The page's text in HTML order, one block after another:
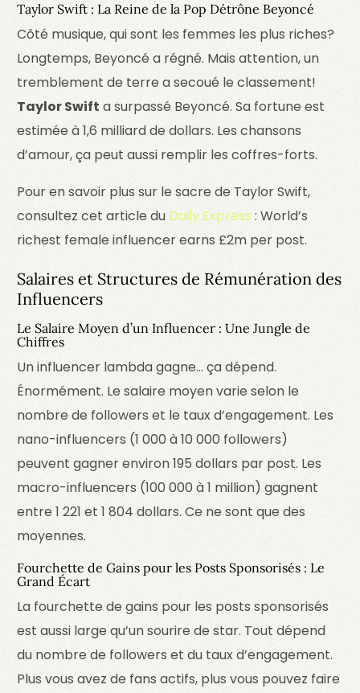
Taylor Swift : La Reine de la Pop Détrône Beyoncé
Côté musique, qui sont les femmes les plus riches?
Longtemps, Beyoncé a régné. Mais attention, un
tremblement de terre a secoué le classement!
Taylor Swift a surpassé Beyoncé. Sa fortune est
estimée à 1,6 milliard de dollars. Les chansons
d’amour, ça peut aussi remplir les coffres-forts.
Pour en savoir plus sur le sacre de Taylor Swift,
consultez cet article du Daily Express :World’s
richest female influencer earns £2m per post.
Salaires et Structures de Rémunération des
Influencers
Le Salaire Moyen d’un Influencer : Une Jungle de
Chiffres
Un influencer lambda gagne… ça dépend.
Énormément. Le salaire moyen varie selon le
nombre de followers et le taux d’engagement. Les
nano-influencers (1 000 à 10 000 followers)
peuvent gagner environ 195 dollars par post. Les
macro-influencers (100 000 à 1 million) gagnent
entre 1 221 et 1 804 dollars. Ce ne sont que des
moyennes.
Fourchette de Gains pour les Posts Sponsorisés : Le
Grand Écart
La fourchette de gains pour les posts sponsorisés
est aussi large qu’un sourire de star. Tout dépend
du nombre de followers et du taux d’engagement.
Plus vous avez de fans actifs, plus vous pouvez faire